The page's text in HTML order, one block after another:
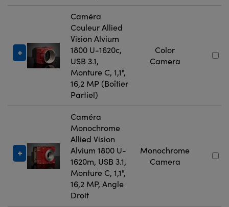
Caméra
Couleur Allied
Vision Alvium
1800 U-1620c,
USB 3.1,
Monture C, 1,1",
16,2 MP (Boîtier
Partiel)
Color
Camera
Caméra
Monochrome
Allied Vision
Alvium 1800 U-
1620m, USB 3.1,
Monture C, 1,1",
16,2 MP, Angle
Droit
Monochrome
Camera